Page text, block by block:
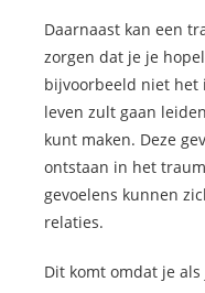
Daarnaast kan een
zorgen dat je je
bijvoorbeeld niet het
leven zult gaan
kunt maken. Deze
ontstaan in het
gevoelens kunnen
relaties.
Dit komt omdat je